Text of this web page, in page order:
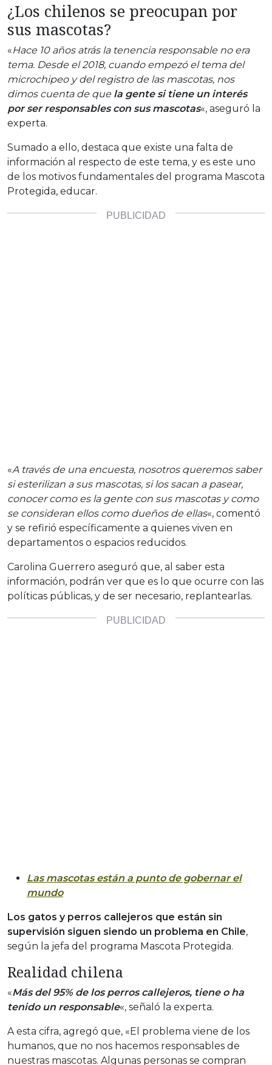
¿Los chilenos se preocupan por
sus mascotas?
«Hace 10 años atrás la tenencia responsable no era
tema. Desde el 2018, cuando empezó el tema del
microchipeo y del registro de las mascotas, nos
dimos cuenta de que la gente si tiene un interés
por ser responsables con sus mascotas«, aseguró la
experta.
Sumado a ello, destaca que existe una falta de
información al respecto de este tema, y es este uno
de los motivos fundamentales del programa Mascota
Protegida, educar.
«A través de una encuesta, nosotros queremos saber
si esterilizan a sus mascotas, si los sacan a pasear,
conocer como es la gente con sus mascotas y como
se consideran ellos como dueños de ellas«, comentó
y se refirió específicamente a quienes viven en
departamentos o espacios reducidos.
Carolina Guerrero aseguró que, al saber esta
información, podrán ver que es lo que ocurre con las
políticas públicas, y de ser necesario, replantearlas.
Las mascotas están a punto de gobernar el
mundo
Los gatos y perros callejeros que están sin
supervisión siguen siendo un problema en Chile,
según la jefa del programa Mascota Protegida.
Realidad chilena
«Más del 95% de los perros callejeros, tiene o ha
tenido un responsable«, señaló la experta.
A esta cifra, agregó que, «El problema viene de los
humanos, que no nos hacemos responsables de
nuestras mascotas. Algunas personas se compran